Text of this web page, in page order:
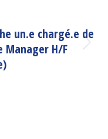
un.e chargé.e de
Manager H/F